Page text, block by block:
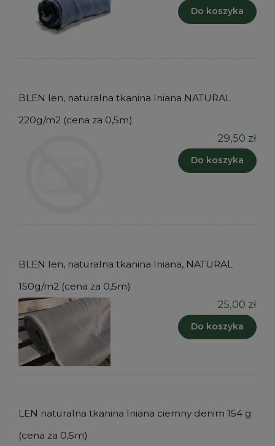
Do koszyka
BLEN len, naturalna tkanina lniana NATURAL
220g/m2 (cena za 0,5m)
29,50 zł
Do koszyka
BLEN len, naturalna tkanina lniana, NATURAL
150g/m2 (cena za 0,5m)
25,00 zł
Do koszyka
LEN naturalna tkanina lniana ciemny denim 154 g
(cena za 0,5m)